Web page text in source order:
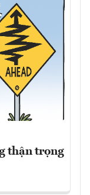
thận trọng